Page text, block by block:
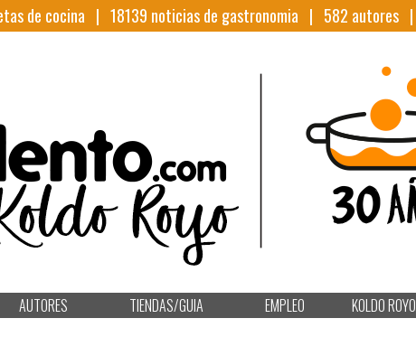
de cocina | 18139 noticias de gastronomia | 582 autores |
AUTORES TIENDAS/GUIA EMPLEO KOLDO ROYO